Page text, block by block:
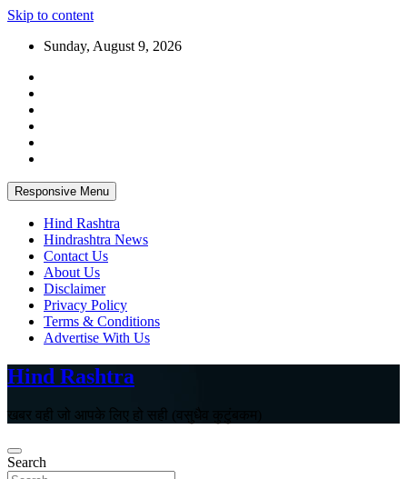
Skip to content
Sunday, August 9, 2026
Responsive Menu
Hind Rashtra
Hindrashtra News
Contact Us
About Us
Disclaimer
Privacy Policy
Terms & Conditions
Advertise With Us
Hind Rashtra
खबर वही जो आपके लिए हो सही (वसुधैव कुटुंबकम)
Search